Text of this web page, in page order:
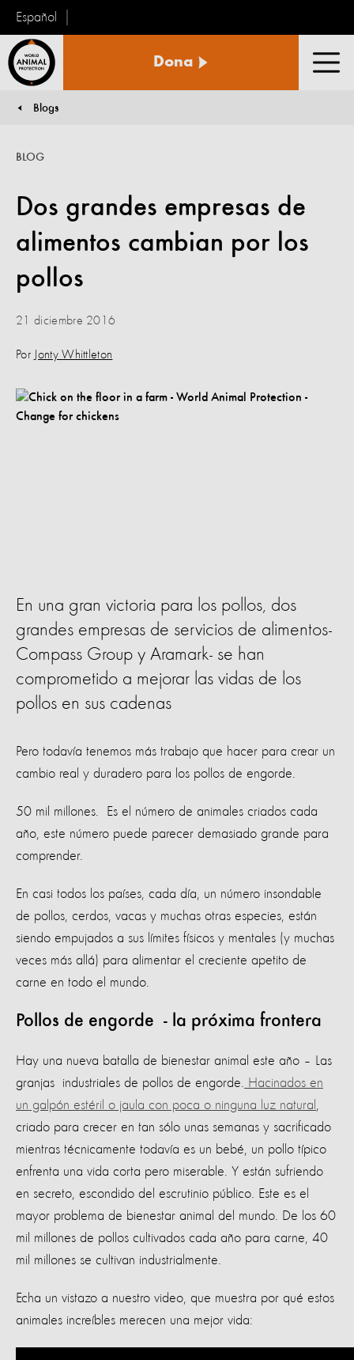
Español
Animal
Dona
You are here:
Blogs
Dos grandes empresas de
alimentos cambian por los
pollos
BLOG
21 diciembre 2016
Por Jonty Whittleton
En una gran victoria para los pollos, dos
grandes empresas de servicios de alimentos-
Compass Group y Aramark- se han
comprometido a mejorar las vidas de los
pollos en sus cadenas
Pero todavía tenemos más trabajo que hacer para crear un
cambio real y duradero para los pollos de engorde.
50 mil millones. Es el número de animales criados cada
año, este número puede parecer demasiado grande para
comprender.
En casi todos los países, cada día, un número insondable
de pollos, cerdos, vacas y muchas otras especies, están
siendo empujados a sus límites físicos y mentales (y muchas
veces más allá) para alimentar el creciente apetito de
carne en todo el mundo.
Pollos de engorde - la próxima frontera
Hay una nueva batalla de bienestar animal este año – Las
granjas industriales de pollos de engorde.
Hacinados en
un galpón estéril o jaula con poca o ninguna luz natural
criado para crecer en tan sólo unas semanas y sacrificado
mientras técnicamente todavía es un bebé, un pollo típico
enfrenta una vida corta pero miserable. Y están sufriendo
en secreto, escondido del escrutinio público. Este es el
mayor problema de bienestar animal del mundo. De los 60
mil millones de pollos cultivados cada año para carne, 40
mil millones se cultivan industrialmente.
Echa un vistazo a nuestro video, que muestra por qué estos
animales increíbles merecen una mejor vida: